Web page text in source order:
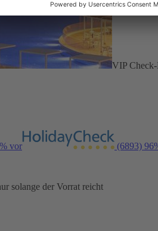
VIP
vor (6893)
solange der Vorrat reicht